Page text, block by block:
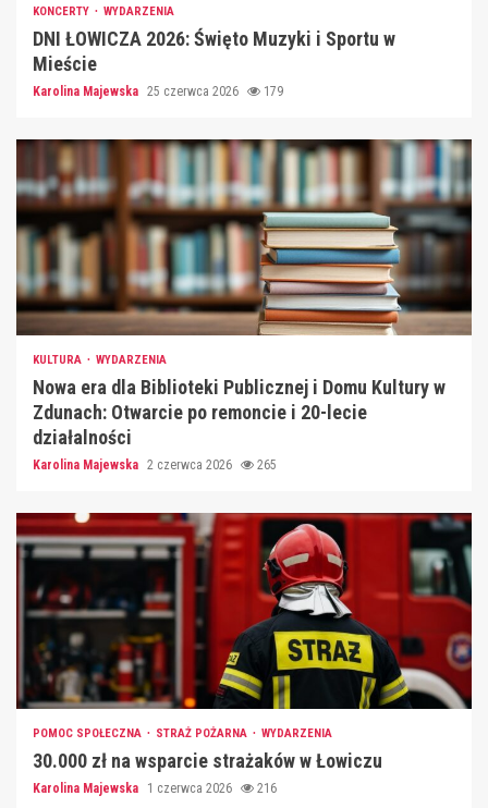
KONCERTY WYDARZENIA
DNI ŁOWICZA 2026: Święto Muzyki i Sportu w
Mieście
Karolina Majewska 25 czerwca 2026 179
KULTURA WYDARZENIA
Nowa era dla Biblioteki Publicznej i Domu Kultury w
Zdunach: Otwarcie po remoncie i 20-lecie
działalności
Karolina Majewska 2 czerwca 2026 265
POMOC SPOŁECZNA STRAŻ POŻARNA WYDARZENIA
30.000 zł na wsparcie strażaków w Łowiczu
Karolina Majewska 1 czerwca 2026 216